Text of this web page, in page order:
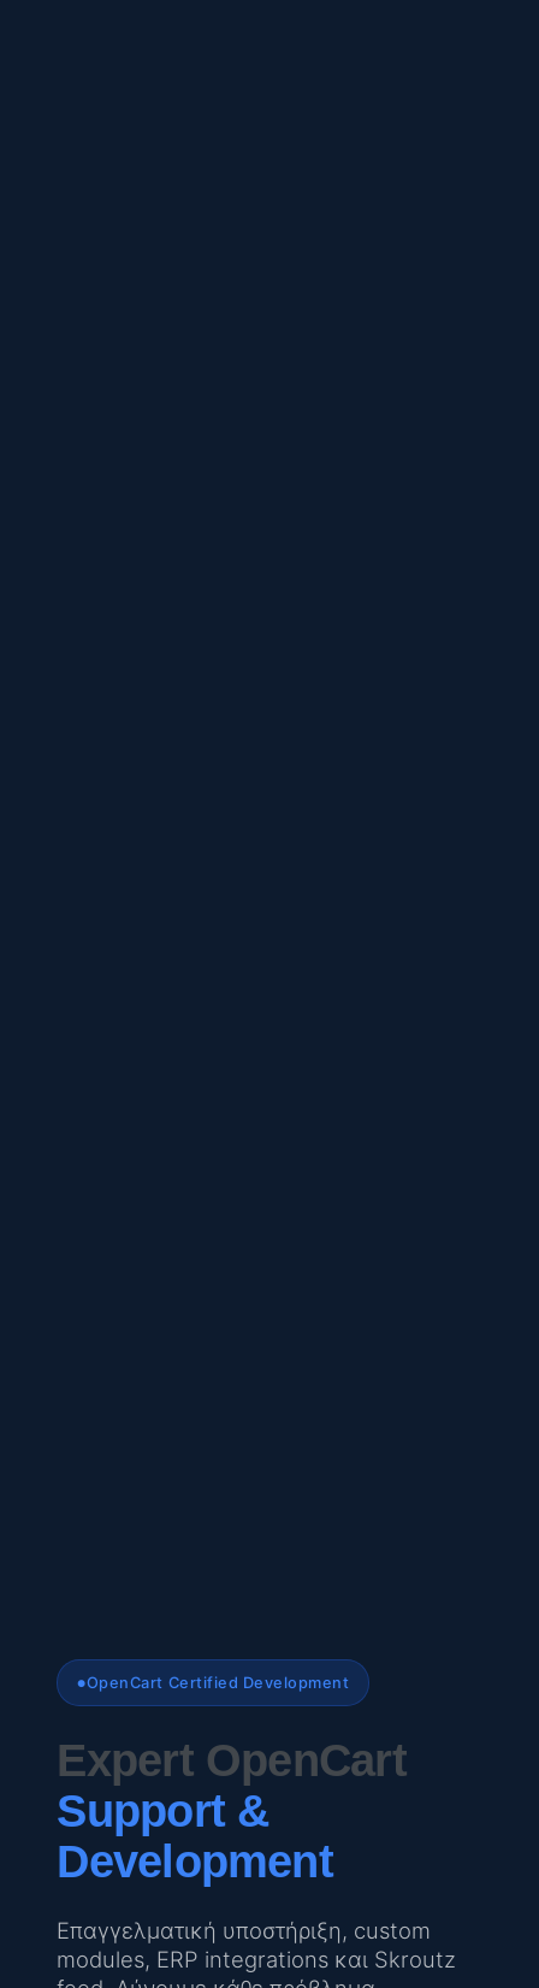
OpenCart Certified Development
Expert OpenCart
Support &
Development
Επαγγελματική υποστήριξη, custom
modules, ERP integrations και Skroutz